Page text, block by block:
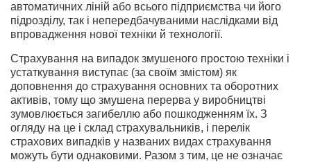
автоматичних ліній або всього підприємства чи його
підрозділу, так і непередбачуваними наслідками від
впровадження нової техніки й технології.
Страхування на випадок змушеного простою техніки і
устаткування виступає (за своїм змістом) як
доповнення до страхування основних та оборотних
активів, тому що змушена перерва у виробництві
зумовлюється загибеллю або пошкодженням їх. З
огляду на це і склад страхувальників, і перелік
страхових випадків у названих видах страхування
можуть бути однаковими. Разом з тим, це не означає